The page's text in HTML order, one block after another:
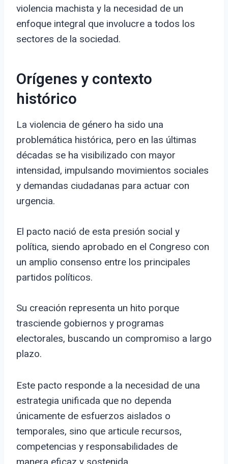
violencia machista y la necesidad de un
enfoque integral que involucre a todos los
sectores de la sociedad.
Orígenes y contexto
histórico
La violencia de género ha sido una
problemática histórica, pero en las últimas
décadas se ha visibilizado con mayor
intensidad, impulsando movimientos sociales
y demandas ciudadanas para actuar con
urgencia.
El pacto nació de esta presión social y
política, siendo aprobado en el Congreso con
un amplio consenso entre los principales
partidos políticos.
Su creación representa un hito porque
trasciende gobiernos y programas
electorales, buscando un compromiso a largo
plazo.
Este pacto responde a la necesidad de una
estrategia unificada que no dependa
únicamente de esfuerzos aislados o
temporales, sino que articule recursos,
competencias y responsabilidades de